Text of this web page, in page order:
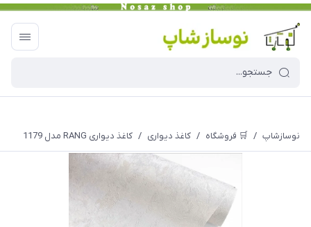
نوسازشاپ / 🛒 فروشگاه / کاغذ دیواری / کاغذ دیواری RANG مدل 1179